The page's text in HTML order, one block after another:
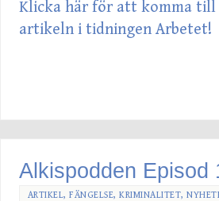
Klicka här för att komma
artikeln i tidningen Arbetet!
Alkispodden Episod
ARTIKEL,FÄNGELSE,KRIMINALITET,